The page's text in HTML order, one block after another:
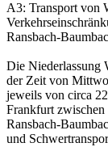
A3: Transport von
Ransbach-
Die Niederlassung
der Zeit von
jeweils von circa
Frankfurt
Ransbach-
und